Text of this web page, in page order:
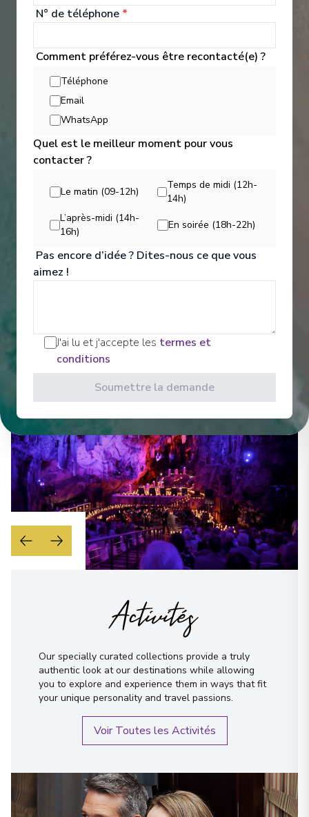
Expériences à Bord
Built to cross oceans, cruise along scenic waterways and dock
at locations larger ships can’t access — this small ship cruising
experience is unlike any other.
Divertissements
Sit back and enjoy your evenings on a high note
with our onboard entertainment. From local cultural
shows to our playbill that features a variety of
Voir Tous les Divertissements
Activités
Our specially curated collections provide a truly
authentic look at our destinations while allowing
you to explore and experience them in ways that fit
your unique personality and travel passions.
Voir Toutes les Activités
N° de téléphone *
Comment préférez-vous être recontacté(e) ?
Téléphone
Email
WhatsApp
Quel est le meilleur moment pour vous
contacter ?
Le matin (09-12h)
Temps de midi (12h-
14h)
L’après-midi (14h-
16h)
En soirée (18h-22h)
Pas encore d’idée ? Dites-nous ce que vous
aimez !
J'ai lu et j'accepte les termes et
conditions
Soumettre la demande